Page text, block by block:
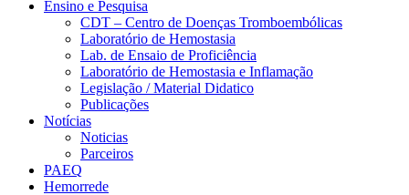
Ensino e Pesquisa
CDT – Centro de Doenças Tromboembólicas
Laboratório de Hemostasia
Lab. de Ensaio de Proficiência
Laboratório de Hemostasia e Inflamação
Legislação / Material Didatico
Publicações
Notícias
Noticias
Parceiros
PAEQ
Hemorrede